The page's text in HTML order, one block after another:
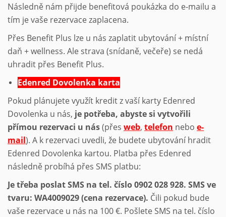
Následně nám přijde benefitová poukázka do e-mailu a
tím je vaše rezervace zaplacena.
Přes Benefit Plus lze u nás zaplatit ubytování + místní
daň + wellness. Ale strava (snídaně, večeře) se nedá
uhradit přes Benefit Plus.
Edenred Dovolenka karta
Pokud plánujete využít kredit z vaší karty Edenred
Dovolenka u nás, je potřeba, abyste si vytvořili
přímou rezervaci u nás(přes web, telefon nebo e-
mail). A k rezervaci uvedli, že budete ubytování hradit
Edenred Dovolenka kartou. Platba přes Edenred
následně probíhá přes SMS platbu:
Je třeba poslat SMS na tel. číslo 0902 028 928. SMS ve
tvaru: WA4009029 (cena rezervace). Čili pokud bude
vaše rezervace u nás na 100 €. Pošlete SMS na tel. číslo